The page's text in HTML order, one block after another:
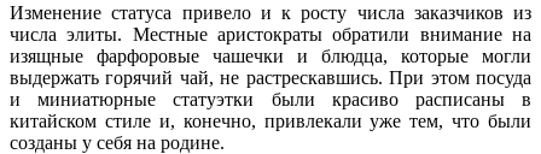
Изменение статуса привело и к росту числа заказчиков из
числа элиты. Местные аристократы обратили внимание на
изящные фарфоровые чашечки и блюдца, которые могли
выдержать горячий чай, не растрескавшись. При этом посуда
и миниатюрные статуэтки были красиво расписаны в
китайском стиле и, конечно, привлекали уже тем, что были
созданы у себя на родине.